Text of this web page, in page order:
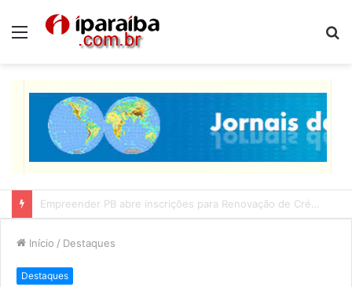
Menu
Início / Destaques
Destaques